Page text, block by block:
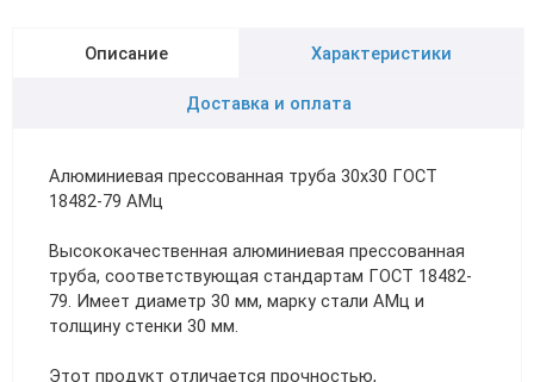
Описание Характеристики
Доставка и оплата
Алюминиевая прессованная труба 30х30 ГОСТ
18482-79 АМц
Высококачественная алюминиевая прессованная
труба, соответствующая стандартам ГОСТ 18482-
79. Имеет диаметр 30 мм, марку стали АМц и
толщину стенки 30 мм.
Этот продукт отличается прочностью,